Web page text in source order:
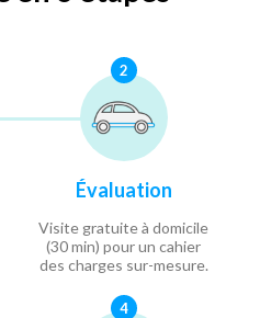
2
Évaluation
Visite gratuite à domicile
(30 min) pour un cahier
des charges sur-mesure.
4